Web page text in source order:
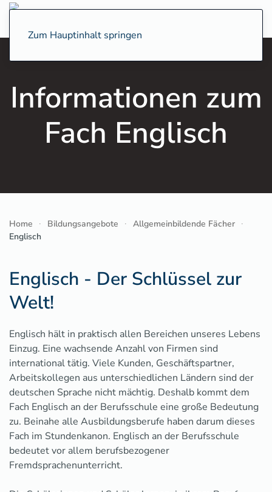
Zum Hauptinhalt springen
Informationen zum
Fach Englisch
Home Bildungsangebote
Allgemeinbildende Fächer
Englisch
Englisch - Der Schlüssel zur
Welt!
Englisch hält in praktisch allen Bereichen unseres Lebens
Einzug. Eine wachsende Anzahl von Firmen sind
international tätig. Viele Kunden, Geschäftspartner,
Arbeitskollegen aus unterschiedlichen Ländern sind der
deutschen Sprache nicht mächtig. Deshalb kommt dem
Fach Englisch an der Berufsschule eine große Bedeutung
zu. Beinahe alle Ausbildungsberufe haben darum dieses
Fach im Stundenkanon. Englisch an der Berufsschule
bedeutet vor allem berufsbezogener
Fremdsprachenunterricht.